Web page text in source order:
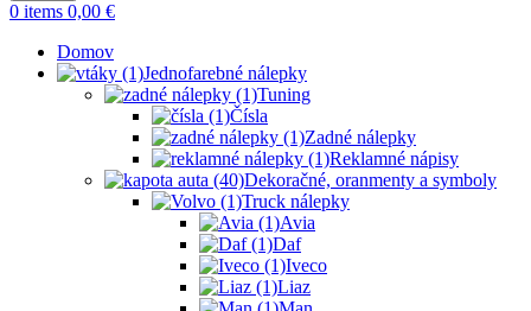
0 items 0,00 €
Domov
Jednofarebné nálepky
Tuning
Čísla
Zadné nálepky
Reklamné nápisy
Dekoračné, oranmenty a symboly
Truck nálepky
Avia
Daf
Iveco
Liaz